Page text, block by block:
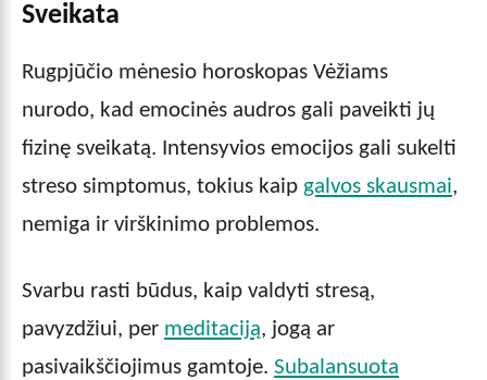
Sveikata
Rugpjūčio mėnesio horoskopas Vėžiams
nurodo, kad emocinės audros gali paveikti jų
fizinę sveikatą. Intensyvios emocijos gali sukelti
streso simptomus, tokius kaip galvos skausmai,
nemiga ir virškinimo problemos.
Svarbu rasti būdus, kaip valdyti stresą,
pavyzdžiui, per meditaciją, jogą ar
pasivaikščiojimus gamtoje. Subalansuota